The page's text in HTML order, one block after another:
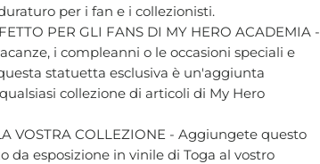
per i fan e i collezionisti.
PER GLI FANS DI MY HERO ACADEMIA -
i compleanni o le occasioni speciali e
statuetta esclusiva è un'aggiunta
collezione di articoli di My Hero
VOSTRA COLLEZIONE - Aggiungete questo
da esposizione in vinile di Toga al vostro